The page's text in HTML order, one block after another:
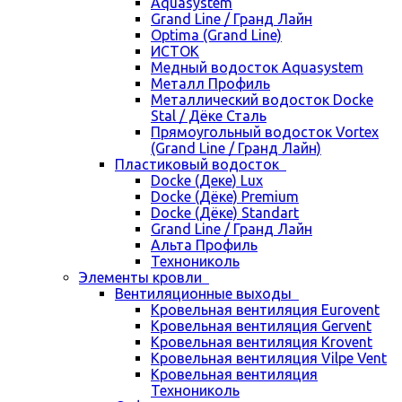
Grand Line / Гранд Лайн
Optima (Grand Line)
ИСТОК
Медный водосток Aquasystem
Металл Профиль
Металлический водосток Docke
Stal / Дёке Сталь
Прямоугольный водосток Vortex
(Grand Line / Гранд Лайн)
Пластиковый водосток
Docke (Деке) Lux
Docke (Дёке) Premium
Docke (Дёке) Standart
Grand Line / Гранд Лайн
Альта Профиль
Технониколь
Элементы кровли
Вентиляционные выходы
Кровельная вентиляция Eurovent
Кровельная вентиляция Gervent
Кровельная вентиляция Krovent
Кровельная вентиляция Vilpe Vent
Кровельная вентиляция
Технониколь